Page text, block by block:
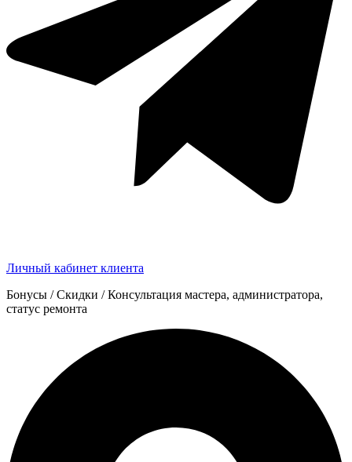
Личный кабинет клиента
Бонусы / Скидки / Консультация мастера, администратора,
статус ремонта